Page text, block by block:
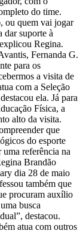
do time.
ou quem vai jogar
dar suporte à
Regina.
Fernanda G.
para os
a visita de
com a Seleção
ela. Já para
Física, a
alto da visita.
que
do esporte
uma referência na
Brandão
dia 28 de maio
também que
procuram auxílio
busca
destacou.
atua com outros